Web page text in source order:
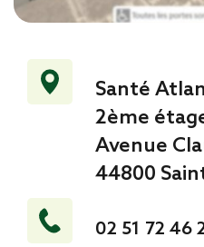
Santé
2ème
Avenue
44800
02 51 72 46